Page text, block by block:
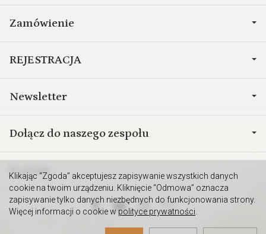
Zamówienie
REJESTRACJA
Newsletter
Dołącz do naszego zespołu
Kontakt
Klikając “Zgoda” akceptujesz zapisywanie wszystkich danych
cookie na twoim urządzeniu. Kliknięcie “Odmowa” oznacza
zapisywanie tylko danych niezbędnych do funkcjonowania strony.
Więcej informacji o cookie wpolityce prywatności